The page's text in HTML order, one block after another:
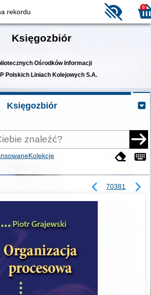
rekordu
0
Księgozbiór
Ośrodków Informacji
Polskich Liniach Kolejowych S.A.
Księgozbiór
Kolekcje
70381